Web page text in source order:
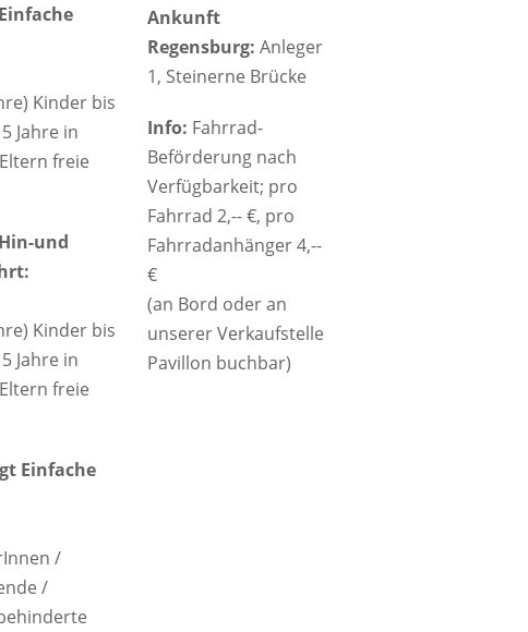
Kinder bis
Jahre in
freie
und
Kinder bis
Jahre in
freie
Einfache
/
/
Ankunft
Regensburg: Anleger
1, Steinerne Brücke
Info: Fahrrad-
Beförderung nach
Verfügbarkeit; pro
Fahrrad 2,-- €, pro
Fahrradanhänger 4,--
€
(an Bord oder an
unserer Verkaufstelle
Pavillon buchbar)